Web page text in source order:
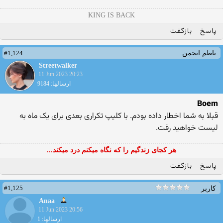
KING IS BACK
پاسخ بازگفت
ناظم انجمن
#1,124
Streetwalker
11 Jun 2023 20:23
ارسالها: 9184
Boem
قبلا به شما اخطار داده بودم. با کلیپ تکراری بعدی برای یک ماه به
لیست خواهید رفت.
هر کجای زندگیم را که نگاه میکنم درد میکند...
پاسخ بازگفت
کاربر
#1,125
Anaa
11 Jun 2023 20:56
ارسالها: 1